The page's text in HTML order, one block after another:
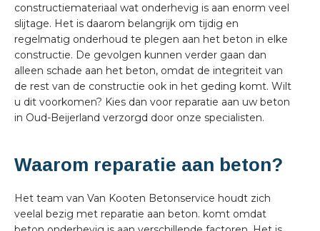
constructiemateriaal wat onderhevig is aan enorm veel
slijtage. Het is daarom belangrijk om tijdig en
regelmatig onderhoud te plegen aan het beton in elke
constructie. De gevolgen kunnen verder gaan dan
alleen schade aan het beton, omdat de integriteit van
de rest van de constructie ook in het geding komt. Wilt
u dit voorkomen? Kies dan voor reparatie aan uw beton
in Oud-Beijerland verzorgd door onze specialisten.
Waarom reparatie aan beton?
Het team van Van Kooten Betonservice houdt zich
veelal bezig met reparatie aan beton. komt omdat